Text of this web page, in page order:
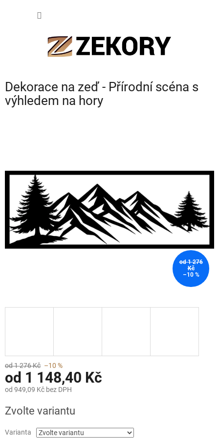
Dekorace na zeď - Přírodní scéna s
výhledem na hory
od 1 276
Kč
–10 %
od 1 276 Kč –10 %
od 1 148,40 Kč
od 949,09 Kč bez DPH
cena:
Zvolte variantu
Varianta